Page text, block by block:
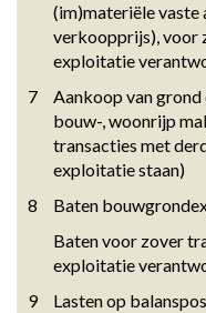
(im)materiële vaste
verkoopprijs), voor
exploitatie
7
Aankoop van grond
bouw-, woonrijp
transacties met
exploitatie staan)
8
Baten
Baten voor zover
exploitatie
9
Lasten op